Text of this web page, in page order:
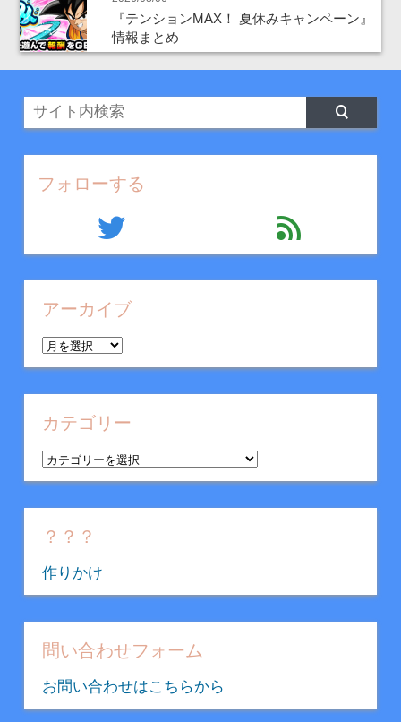
『テンションMAX！ 夏休みキャンペーン』
情報まとめ
フォローする
twitter feed
アーカイブ
ア
ー
カ
イ
カテゴリー
カ
テ
ゴ
リ
？？？
作りかけ
問い合わせフォーム
お問い合わせはこちらから